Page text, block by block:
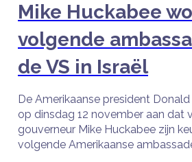
Mike Huckabee
volgende
de VS in Israël
De Amerikaanse president
op dinsdag 12 november aan dat
gouverneur Mike Huckabee zijn
volgende Amerikaanse